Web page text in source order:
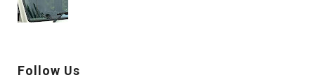
Follow Us